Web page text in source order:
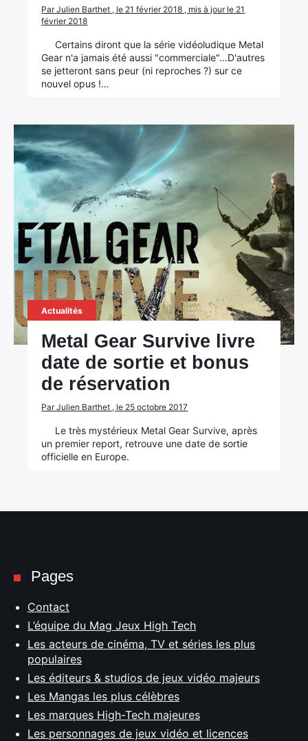
Par Julien Barthet , le 21 février 2018 , mis à jour le 21
février 2018
Certains diront que la série vidéoludique Metal
Gear n'a jamais été aussi "commerciale"...D'autres
se jetteront sans peur (ni reproches ?) sur ce
nouvel opus !…
Actualités
Metal Gear Survive livre
date de sortie et bonus
de réservation
Par Julien Barthet , le 25 octobre 2017
Le très mystérieux Metal Gear Survive, après
un premier report, retrouve une date de sortie
officielle en Europe.
Pages
Contact
L’équipe du Mag Jeux High Tech
Les acteurs de cinéma, TV et séries les plus
populaires
Les éditeurs & studios de jeux vidéo majeurs
Les Mangas les plus célèbres
Les marques High-Tech majeures
Les personnages de jeux vidéo et licences
×
Rechercher